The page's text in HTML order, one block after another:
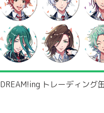
DREAM!ing トレーディング